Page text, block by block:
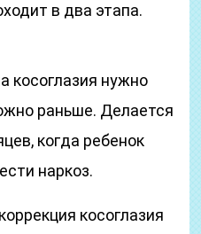
в два этапа.
косоглазия нужно
раньше. Делается
когда ребенок
наркоз.
косоглазия